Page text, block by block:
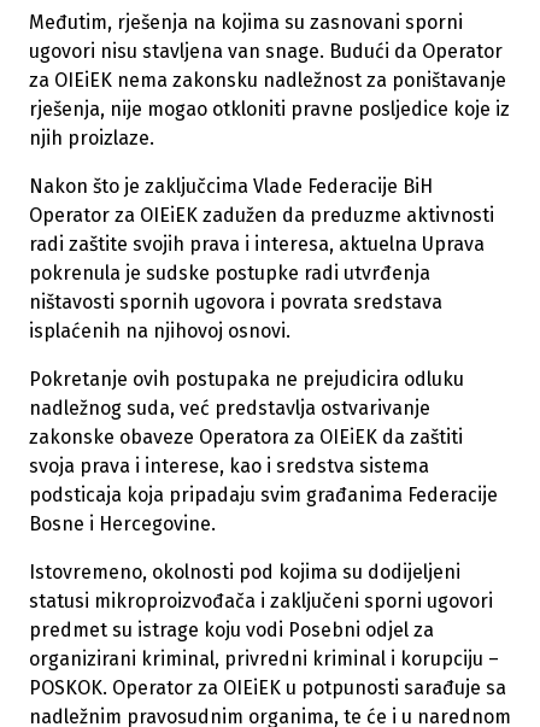
Međutim, rješenja na kojima su zasnovani sporni
ugovori nisu stavljena van snage. Budući da Operator
za OIEiEK nema zakonsku nadležnost za poništavanje
rješenja, nije mogao otkloniti pravne posljedice koje iz
njih proizlaze.
Nakon što je zaključcima Vlade Federacije BiH
Operator za OIEiEK zadužen da preduzme aktivnosti
radi zaštite svojih prava i interesa, aktuelna Uprava
pokrenula je sudske postupke radi utvrđenja
ništavosti spornih ugovora i povrata sredstava
isplaćenih na njihovoj osnovi.
Pokretanje ovih postupaka ne prejudicira odluku
nadležnog suda, već predstavlja ostvarivanje
zakonske obaveze Operatora za OIEiEK da zaštiti
svoja prava i interese, kao i sredstva sistema
podsticaja koja pripadaju svim građanima Federacije
Bosne i Hercegovine.
Istovremeno, okolnosti pod kojima su dodijeljeni
statusi mikroproizvođača i zaključeni sporni ugovori
predmet su istrage koju vodi Posebni odjel za
organizirani kriminal, privredni kriminal i korupciju –
POSKOK. Operator za OIEiEK u potpunosti sarađuje sa
nadležnim pravosudnim organima, te će i u narednom